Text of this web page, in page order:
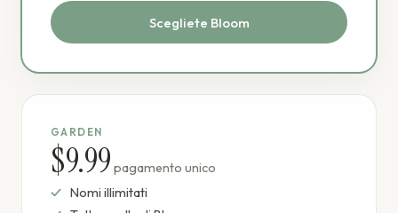
Scegliete Bloom
GARDEN
$9.99 pagamento unico
Nomi illimitati